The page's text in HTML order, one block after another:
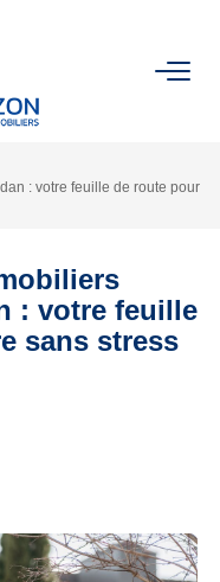
: votre feuille de route pour
: votre feuille
sans stress